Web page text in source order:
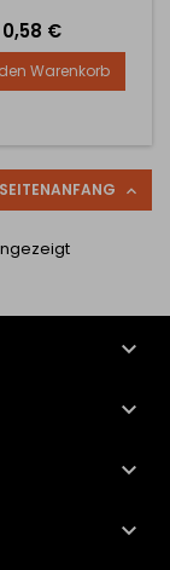
Preis
0,58 €
Warenkorb




